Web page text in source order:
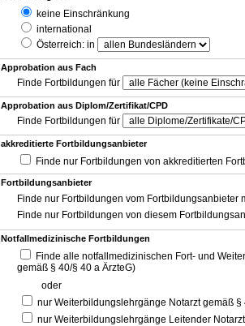
keine Einschränkung
international
Österreich: in
Approbation aus Fach
Finde Fortbildungen für
Approbation aus Diplom/Zertifikat/CPD
Finde Fortbildungen für
akkreditierte Fortbildungsanbieter
Finde nur Fortbildungen von akkreditierten
Fortbildungsanbieter
Finde nur Fortbildungen vom Fortbildungsanbieter
Finde nur Fortbildungen von diesem
Notfallmedizinische Fortbildungen
Finde alle notfallmedizinischen Fort- und
gemäß § 40/§ 40 a ÄrzteG)
oder
nur Weiterbildungslehrgänge Notarzt gemäß §
nur Weiterbildungslehrgänge Leitender